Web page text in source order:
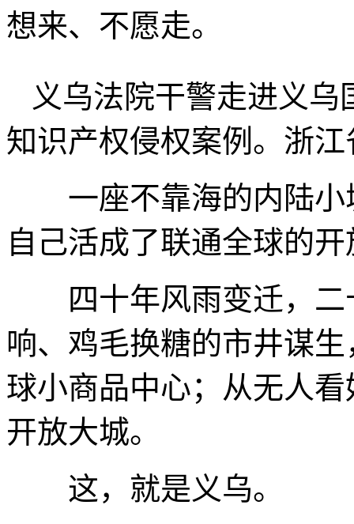
想来、不愿走。
义乌法院干警走进义
知识产权侵权案例。浙
一座不靠海的内陆小
自己活成了联通全球的
四十年风雨变迁，二
响、鸡毛换糖的市井谋
球小商品中心；从无人
开放大城。
这，就是义乌。